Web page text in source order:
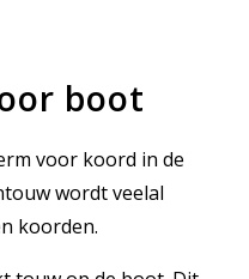
boot
voor koord in de
wordt veelal
koorden.